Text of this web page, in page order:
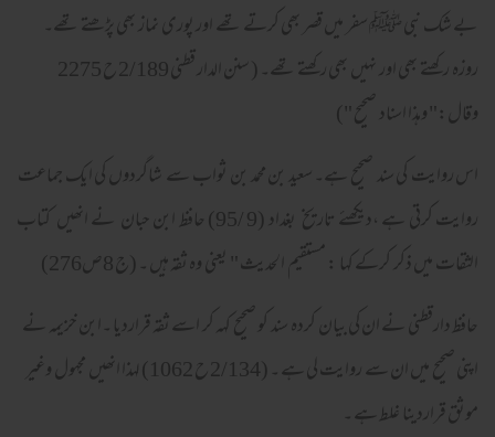
بے شک نبی ﷺ سفر میں قصر بھی کرتے تھے اور پوری نماز بھی پڑھتے تھے۔
روزہ رکھتے بھی اور نہیں بھی رکھتے تھے۔ ( سنن الدار قطنی 2/189 ح 2275
وقال:" وهذا اسناد صحيح ")
اس روایت کی سند صحیح ہے۔ سعید بن محمد بن ثواب سے شاگردوں کی ایک جماعت
روایت کرتی ہے ،دیکھئے تاریخ بغداد (9 /95) حافظ ابن حبان نے انھیں کتاب
الثقات میں ذکر کرکے کہا : مستقيم الحديث " یعنی وہ ثقہ ہیں ۔ (ج 8ص276)
حافظ دارقطنی نے ان کی بیان کردہ سند کو صحیح کہہ کر اسے ثقہ قراردیا ۔ابن خزیمہ نے
اپنی صحیح میں ان سے روایت لی ہے ۔ (2/134 ح 1062) لہذا انھیں مجہول وغیر
موثق قراردینا غلط ہے ۔